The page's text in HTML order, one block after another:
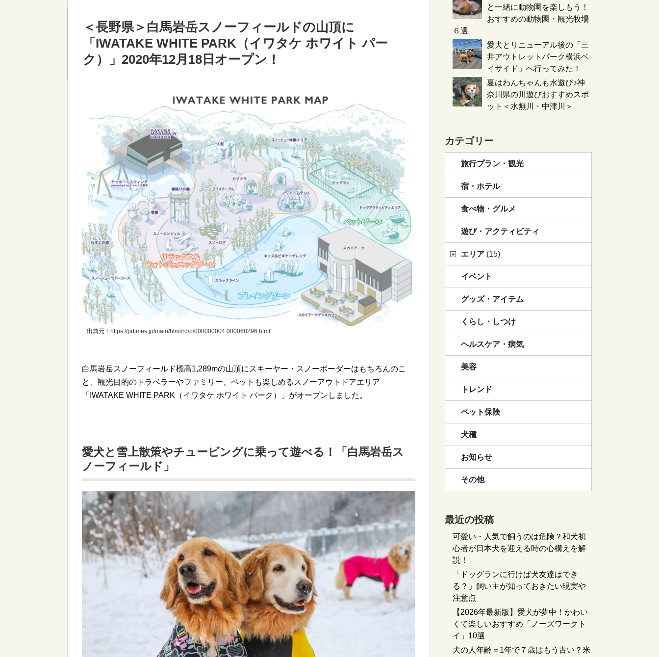
＜長野県＞白馬岩岳スノーフィールドの山頂に
「IWATAKE WHITE PARK（イワタケ ホワイト パー
ク）」2020年12月18日オープン！
出典元：https://prtimes.jp/main/html/rd/p/000000004.000068296.html
白馬岩岳スノーフィールド標高1,289mの山頂にスキーヤー・スノーボーダーはもちろんのこ
と、観光目的のトラベラーやファミリー、ペットも楽しめるスノーアウトドアエリア
「IWATAKE WHITE PARK（イワタケ ホワイト パーク）」がオープンしました。
愛犬と雪上散策やチュービングに乗って遊べる！「白馬岩岳ス
ノーフィールド」
と一緒に動物園を楽しもう！
おすすめの動物園・観光牧場
６選
愛犬とリニューアル後の「三
井アウトレットパーク横浜ベ
イサイド」へ行ってみた！
夏はわんちゃんも水遊び♪神
奈川県の川遊びおすすめスポ
ット＜水無川・中津川＞
カテゴリー
旅行プラン・観光
宿・ホテル
食べ物・グルメ
遊び・アクティビティ
エリア (15)
イベント
グッズ・アイテム
くらし・しつけ
ヘルスケア・病気
美容
トレンド
ペット保険
犬種
お知らせ
その他
最近の投稿
可愛い・人気で飼うのは危険？和犬初
心者が日本犬を迎える時の心構えを解
説！
「ドッグランに行けば犬友達はでき
る？」飼い主が知っておきたい現実や
注意点
【2026年最新版】愛犬が夢中！かわい
くて楽しいおすすめ「ノーズワークト
イ」10選
犬の人年齢＝1年で７歳はもう古い？米